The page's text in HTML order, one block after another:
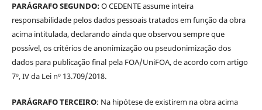
PARÁGRAFO SEGUNDO:O CEDENTE assume inteira
responsabilidade pelos dados pessoais tratados em função da obra
acima intitulada, declarando ainda que observou sempre que
possível, os critérios de anonimização ou pseudonimização dos
dados para publicação final pela FOA/UniFOA, de acordo com artigo
7º, IV da Lei nº 13.709/2018.
PARÁGRAFO TERCEIRO: Na hipótese de existirem na obra acima